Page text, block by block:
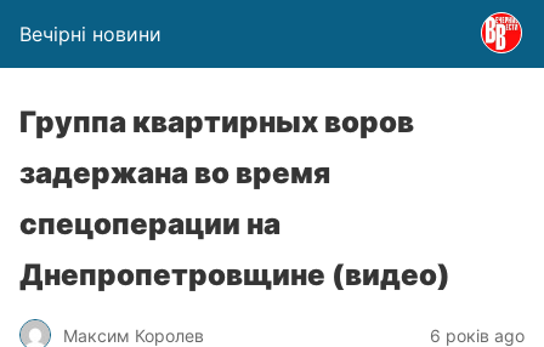
Вечірні новини
Группа квартирных воров
задержана во время
спецоперации на
Днепропетровщине (видео)
Максим Королев 6 років ago